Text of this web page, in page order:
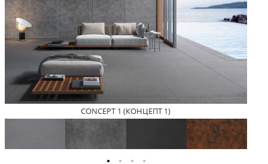
CONCEPT 1 (КОНЦЕПТ 1)